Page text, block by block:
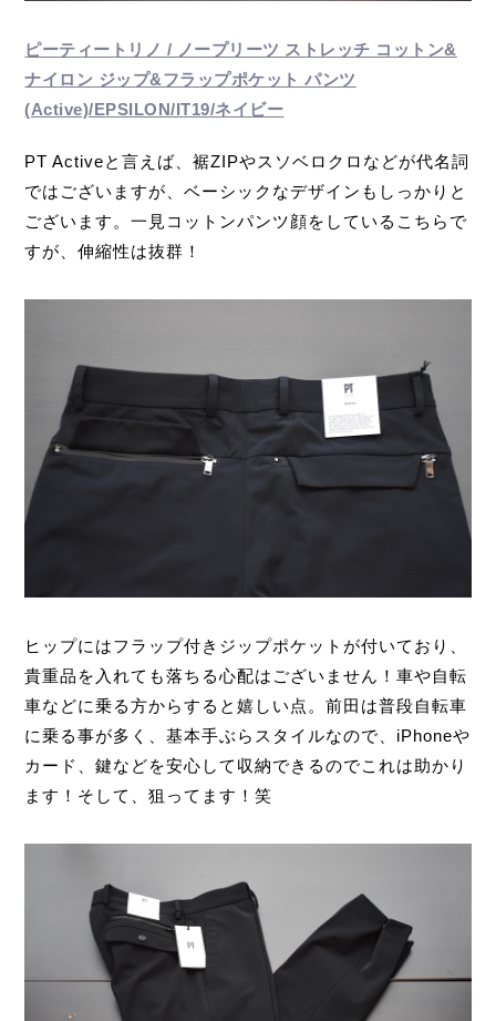
ピーティートリノ / ノープリーツ ストレッチ コットン&
ナイロン ジップ&フラップポケット パンツ
(Active)/EPSILON/IT19/ネイビー
PT Activeと言えば、裾ZIPやスソベロクロなどが代名詞
ではございますが、ベーシックなデザインもしっかりと
ございます。一見コットンパンツ顔をしているこちらで
すが、伸縮性は抜群！
ヒップにはフラップ付きジップポケットが付いており、
貴重品を入れても落ちる心配はございません！車や自転
車などに乗る方からすると嬉しい点。前田は普段自転車
に乗る事が多く、基本手ぶらスタイルなので、iPhoneや
カード、鍵などを安心して収納できるのでこれは助かり
ます！そして、狙ってます！笑